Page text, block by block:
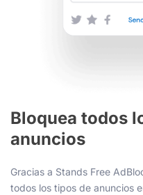
Bloquea todos
anuncios
Gracias a Stands Free
todos los tipos de anuncios